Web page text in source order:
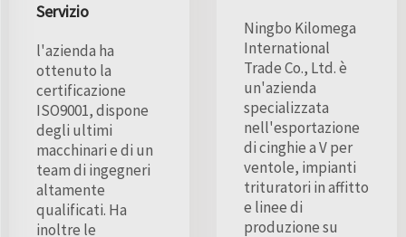
Servizio
l'azienda ha
ottenuto la
certificazione
ISO9001, dispone
degli ultimi
macchinari e di un
team di ingegneri
altamente
qualificati. Ha
inoltre le
Ningbo Kilomega
International
Trade Co., Ltd. è
un'azienda
specializzata
nell'esportazione
di cinghie a V per
ventole, impianti
trituratori in affitto
e linee di
produzione su